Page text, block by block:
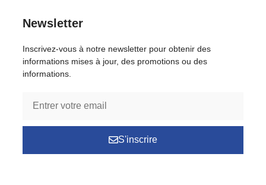
Newsletter
Inscrivez-vous à notre newsletter pour obtenir des
informations mises à jour, des promotions ou des
informations.
S'inscrire